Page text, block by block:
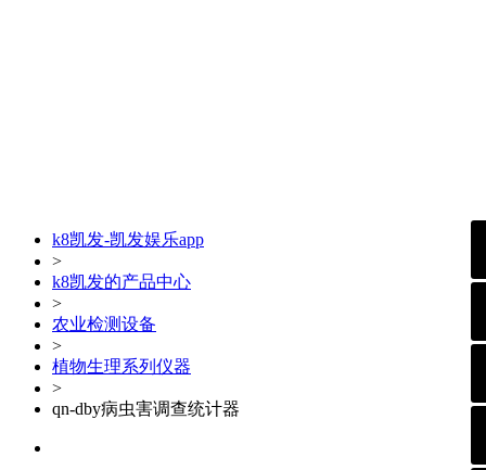
k8凯发-凯发娱乐app
>
k8凯发的产品中心
>
农业检测设备
>
植物生理系列仪器
>
qn-dby病虫害调查统计器